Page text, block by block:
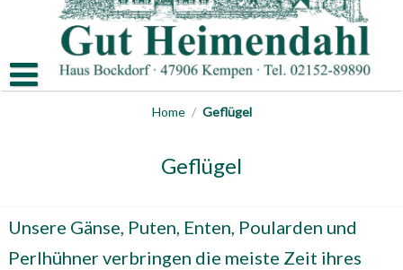
Home / Geflügel
Geflügel
Unsere Gänse, Puten, Enten, Poularden und
Perlhühner verbringen die meiste Zeit ihres